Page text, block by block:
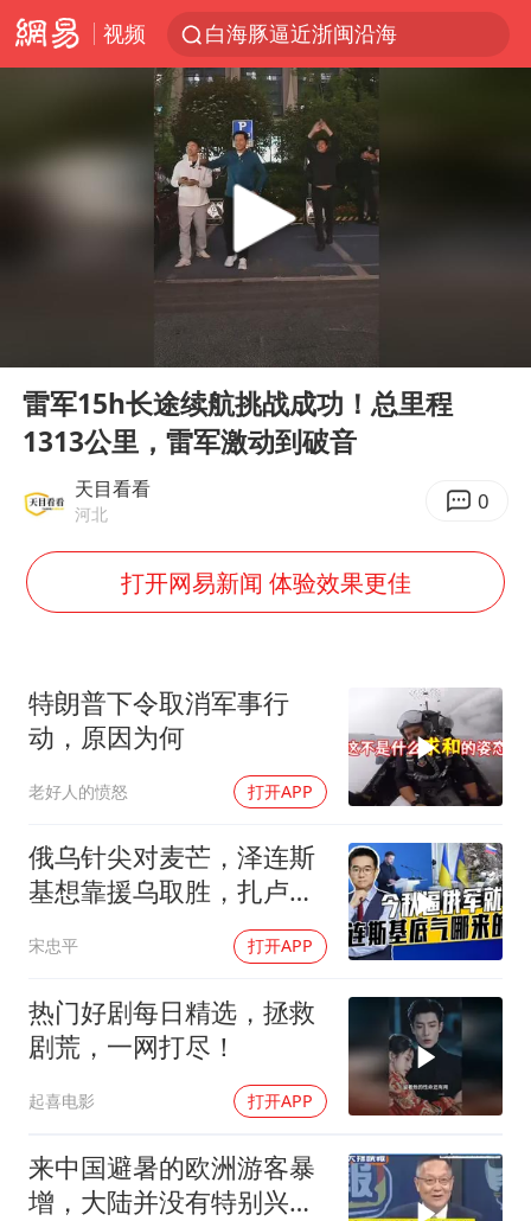
视频
白海豚逼近浙闽沿海
白海豚5次眼壁置换
王艺迪无缘横滨赛决赛
2025年小学教师减少13.19万
武契奇会见泽连斯基有何意图
《披荆斩棘2026》阵容官宣
“伊斯兰版北约”出现
以军士兵把枪口对准中国记者
构建更高水平的全民健身公共服务体系
Play
雷军15h长途续航挑战成功！总里程
1313公里，雷军激动到破音
天目看看
河北 0
打开网易新闻 体验效果更佳
特朗普下令取消军事行
动，原因为何
老好人的愤怒 打开APP
俄乌针尖对麦芒，泽连斯
基想靠援乌取胜，扎卢日
宋忠平 打开APP
热门好剧每日精选，拯救
剧荒，一网打尽！
起喜电影 打开APP
来中国避暑的欧洲游客暴
增，大陆并没有特别兴